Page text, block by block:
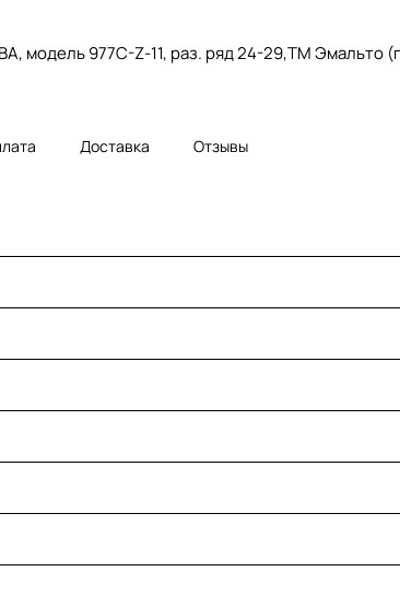
модель 977C-Z-11, раз. ряд 24-29,ТМ Эмальто
Доставка Отзывы